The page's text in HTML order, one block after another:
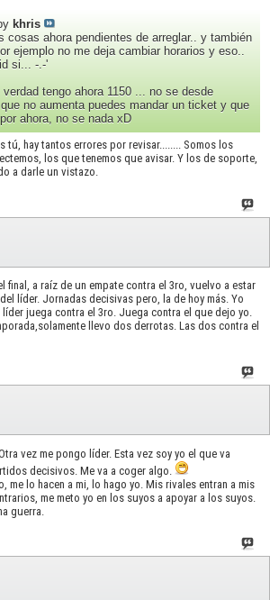
khris
cosas ahora pendientes de arreglar.. y también
ejemplo no me deja cambiar horarios y eso..
si... -.-'
tengo ahora 1150 ... no se desde
no aumenta puedes mandar un ticket y que
ahora, no se nada xD
tú, hay tantos errores por revisar........ Somos los
los que tenemos que avisar. Y los de soporte,
a darle un vistazo.
final, a raíz de un empate contra el 3ro, vuelvo a estar
líder. Jornadas decisivas pero, la de hoy más. Yo
juega contra el 3ro. Juega contra el que dejo yo.
llevo dos derrotas. Las dos contra el
vez me pongo líder. Esta vez soy yo el que va
decisivos. Me va a coger algo.
me lo hacen a mi, lo hago yo. Mis rivales entran a mis
me meto yo en los suyos a apoyar a los suyos.
guerra.